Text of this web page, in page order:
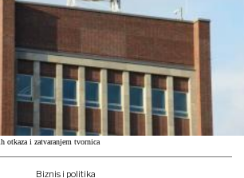
otkaza i zatvaranjem tvornica
Biznis i politika